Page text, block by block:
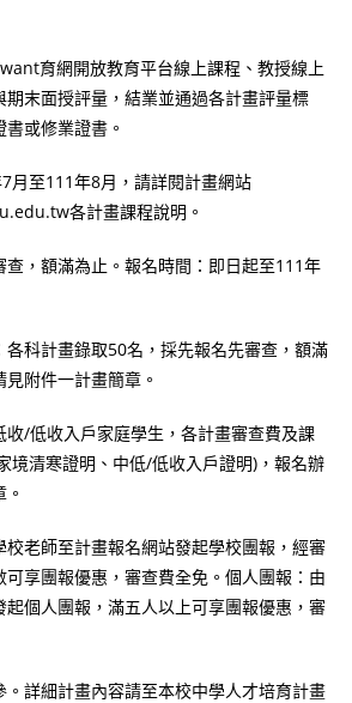
育網開放教育平台線上課程、教授線上
期末面授評量，結業並通過各計畫評量標
或修業證書。
月至111年8月，請詳閱計畫網站
各計畫課程說明。
，額滿為止。報名時間：即日起至111年
科計畫錄取50名，採先報名先審查，額滿
附件一計畫簡章。
收/低收入戶家庭學生，各計畫審查費及課
境清寒證明、中低/低收入戶證明)，報名辦
校老師至計畫報名網站發起學校團報，經審
享團報優惠，審查費全免。個人團報：由
個人團報，滿五人以上可享團報優惠，審
詳細計畫內容請至本校中學人才培育計畫